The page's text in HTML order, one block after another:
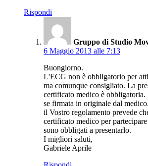
Rispondi
Gruppo di Studio
6 Maggio 2013 alle 7:13
Buongiorno.
L'ECG non è obbligatorio per
ma comunque consigliato. La
certificato medico è
se firmata in originale dal
il Vostro regolamento prevede
certificato medico per
sono obbligati a presentarlo.
I migliori saluti,
Gabriele Aprile